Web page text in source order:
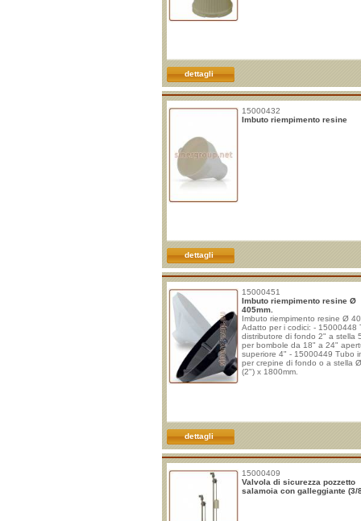
dettagli
15000432
Imbuto riempimento resine
dettagli
15000451
Imbuto riempimento resine Ø
405mm.
Imbuto riempimento resine Ø
Adatto per i codici: - 15000448
distributore di fondo 2" a stella
per bombole da 18" a 24"
superiore 4" - 15000449 Tubo
per crepine di fondo o a stella
(2") x 1800mm.
dettagli
15000409
Valvola di sicurezza pozzetto
salamoia con galleggiante (3/